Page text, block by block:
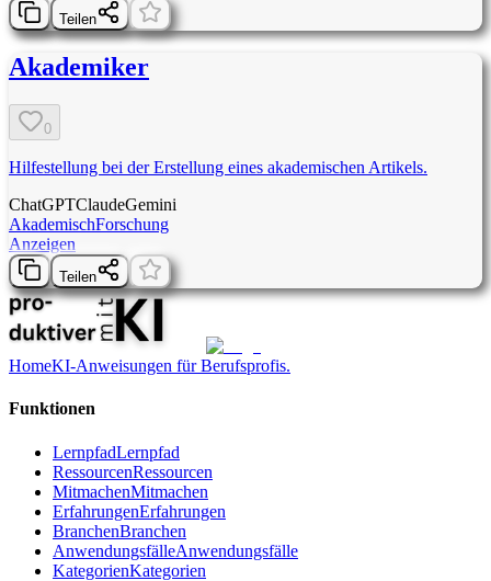
Teilen
Akademiker
0
Hilfestellung bei der Erstellung eines akademischen Artikels.
ChatGPTClaudeGemini
AkademischForschung
Anzeigen
Teilen
HomeKI-Anweisungen für Berufsprofis.
Funktionen
LernpfadLernpfad
RessourcenRessourcen
MitmachenMitmachen
ErfahrungenErfahrungen
BranchenBranchen
AnwendungsfälleAnwendungsfälle
KategorienKategorien